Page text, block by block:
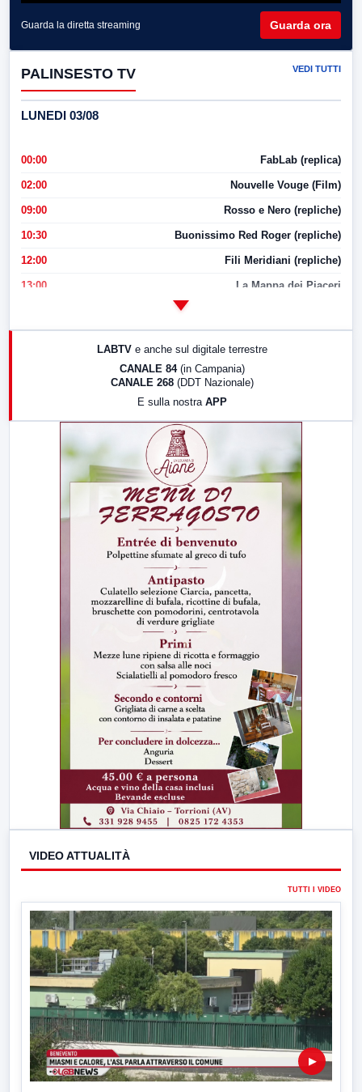
Guarda la diretta streaming Guarda ora
PALINSESTO TV VEDI TUTTI
LUNEDI 03/08
00:00 FabLab (replica)
02:00 Nouvelle Vouge (Film)
09:00 Rosso e Nero (repliche)
10:30 Buonissimo Red Roger (repliche)
12:00 Fili Meridiani (repliche)
13:00 La Mappa dei Piaceri
LABTV e anche sul digitale terrestre
CANALE 84 (in Campania)
CANALE 268 (DDT Nazionale)
E sulla nostra APP
VIDEO ATTUALITÀ
TUTTI I VIDEO
▶